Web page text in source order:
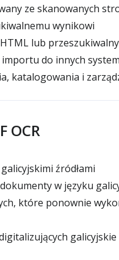
ze skanowanych
wynikowi
lub przeszukiwalny
do innych
katalogowania i
OCR
źródłami
w języku
które ponownie
galicyjskie